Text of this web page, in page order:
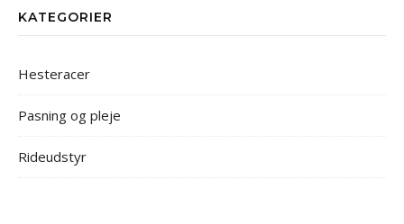
KATEGORIER
Hesteracer
Pasning og pleje
Rideudstyr